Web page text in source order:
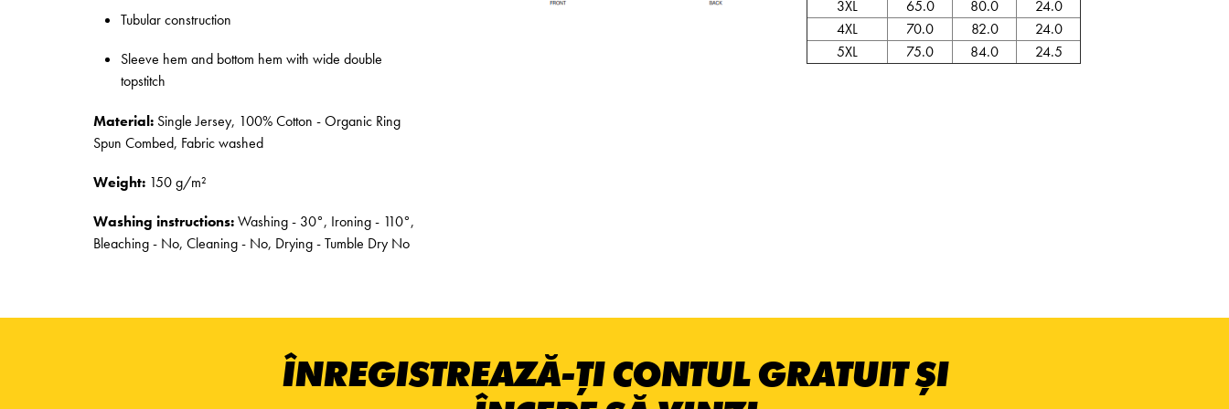
Tubular construction
Sleeve hem and bottom hem with wide double
topstitch
Material: Single Jersey, 100% Cotton - Organic Ring
Spun Combed, Fabric washed
Weight: 150 g/m²
Washing instructions:Washing - 30°, Ironing - 110°,
Bleaching - No, Cleaning - No, Drying - Tumble Dry No
3XL 65.0 80.0
24.0
4XL
70.0 82.0
24.0
5XL
75.0 84.0 24.5
ÎNREGISTREAZĂ-ȚI CONTUL GRATUIT ȘI